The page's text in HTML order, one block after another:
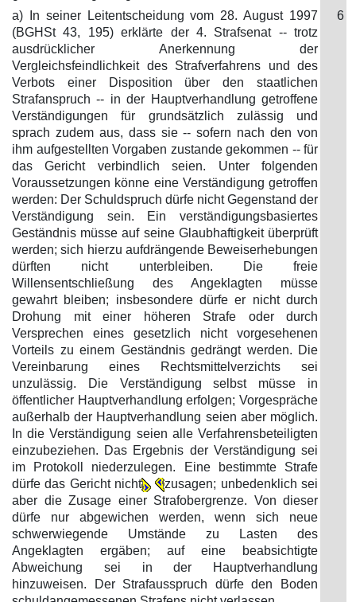
a) In seiner Leitentscheidung vom 28. August 1997
(BGHSt 43, 195) erklärte der 4. Strafsenat -- trotz
ausdrücklicher Anerkennung der
Vergleichsfeindlichkeit des Strafverfahrens und des
Verbots einer Disposition über den staatlichen
Strafanspruch -- in der Hauptverhandlung getroffene
Verständigungen für grundsätzlich zulässig und
sprach zudem aus, dass sie -- sofern nach den von
ihm aufgestellten Vorgaben zustande gekommen -- für
das Gericht verbindlich seien. Unter folgenden
Voraussetzungen könne eine Verständigung getroffen
werden: Der Schuldspruch dürfe nicht Gegenstand der
Verständigung sein. Ein verständigungsbasiertes
Geständnis müsse auf seine Glaubhaftigkeit überprüft
werden; sich hierzu aufdrängende Beweiserhebungen
dürften nicht unterbleiben. Die freie
Willensentschließung des Angeklagten müsse
gewahrt bleiben; insbesondere dürfe er nicht durch
Drohung mit einer höheren Strafe oder durch
Versprechen eines gesetzlich nicht vorgesehenen
Vorteils zu einem Geständnis gedrängt werden. Die
Vereinbarung eines Rechtsmittelverzichts sei
unzulässig. Die Verständigung selbst müsse in
öffentlicher Hauptverhandlung erfolgen; Vorgespräche
außerhalb der Hauptverhandlung seien aber möglich.
In die Verständigung seien alle Verfahrensbeteiligten
einzubeziehen. Das Ergebnis der Verständigung sei
im Protokoll niederzulegen. Eine bestimmte Strafe
dürfe das Gericht nicht
zusagen; unbedenklich sei
aber die Zusage einer Strafobergrenze. Von dieser
dürfe nur abgewichen werden, wenn sich neue
schwerwiegende Umstände zu Lasten des
Angeklagten ergäben; auf eine beabsichtigte
Abweichung sei in der Hauptverhandlung
hinzuweisen. Der Strafausspruch dürfe den Boden
6